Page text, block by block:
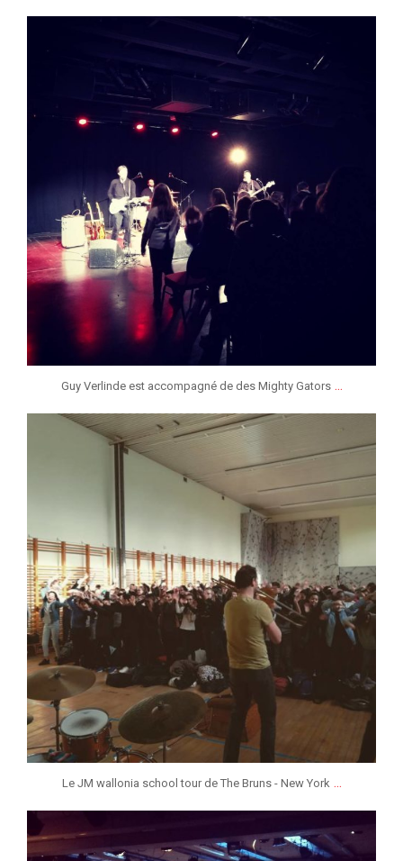
jeunessesmusicaleslg
Guy Verlinde est accompagné de des Mighty Gators ...
jeunessesmusicaleslg
Le JM wallonia school tour de The Bruns - New York ...
Jan 25